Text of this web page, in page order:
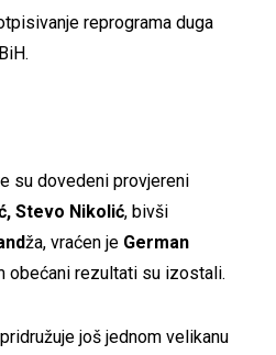
reprograma duga
su dovedeni provjereni
Stevo Nikolić, bivši
ža, vraćen je German
obećani rezultati su izostali.
još jednom velikanu